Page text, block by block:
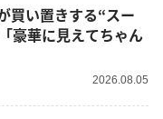
買い置きする“スー
豪華に見えてちゃん
2026.08.05